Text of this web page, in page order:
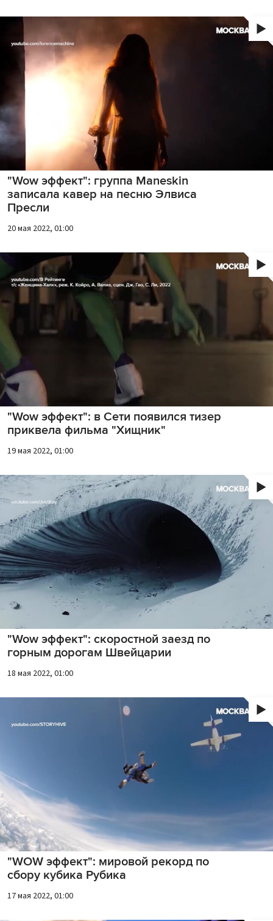
"Wow эффект": группа Maneskin
записала кавер на песню Элвиса
Пресли
20 мая 2022, 01:00
"Wow эффект": в Сети появился тизер
приквела фильма "Хищник"
19 мая 2022, 01:00
"Wow эффект": скоростной заезд по
горным дорогам Швейцарии
18 мая 2022, 01:00
"WOW эффект": мировой рекорд по
сбору кубика Рубика
17 мая 2022, 01:00